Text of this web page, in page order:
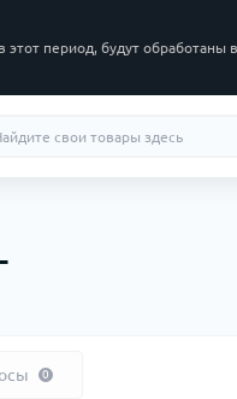
период, будут обработаны
0